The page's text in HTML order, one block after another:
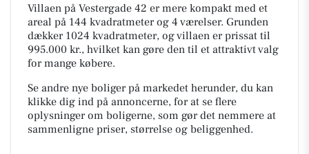
Villaen på Vestergade 42 er mere kompakt med et
areal på 144 kvadratmeter og 4 værelser. Grunden
dækker 1024 kvadratmeter, og villaen er prissat til
995.000 kr., hvilket kan gøre den til et attraktivt valg
for mange købere.
Se andre nye boliger på markedet herunder, du kan
klikke dig ind på annoncerne, for at se flere
oplysninger om boligerne, som gør det nemmere at
sammenligne priser, størrelse og beliggenhed.